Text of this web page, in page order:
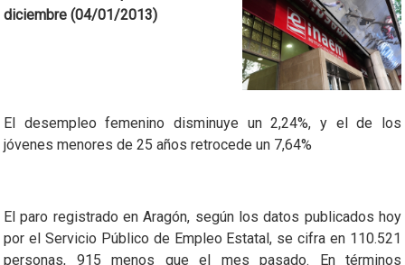
diciembre (04/01/2013)
El desempleo femenino disminuye un 2,24%, y el de los
jóvenes menores de 25 años retrocede un 7,64%
El paro registrado en Aragón, según los datos publicados hoy
por el Servicio Público de Empleo Estatal, se cifra en 110.521
personas, 915 menos que el mes pasado. En términos